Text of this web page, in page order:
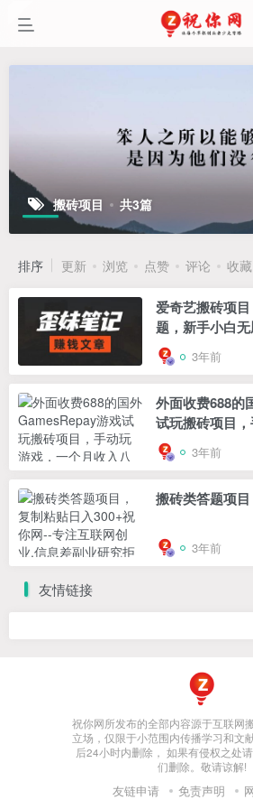
搬砖项目 共3篇
排序 更新 浏览 点赞 评论 收藏
爱奇艺搬砖项
题，新手小白无
3年前
外面收费688的
试玩搬砖项目
入八九千【详细
3年前
搬砖类答题项
3年前
友情链接
祝你网所发布的全部内容源于互联网
立场，仅限于小范围内传播学习和文
后24小时内删除， 如果有侵权之处
们删除。敬请谅解!
友链申请 免责声明